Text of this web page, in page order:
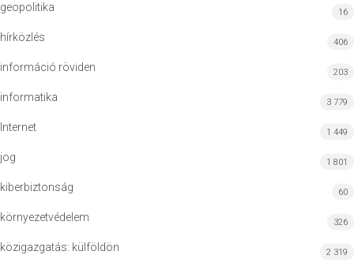
geopolitika 16
hírközlés 406
információ röviden 203
informatika 3 779
Internet 1 449
jog 1 801
kiberbiztonság 60
környezetvédelem 326
közigazgatás: külföldön 2 319